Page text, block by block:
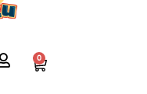
0
Wózek